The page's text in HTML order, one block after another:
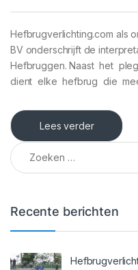
Hefbrugverlichting.com als
BV onderschrijft de
Hefbruggen. Naast het
dient elke hefbrug die
Lees verder
Zoeken naar:
Recente berichten